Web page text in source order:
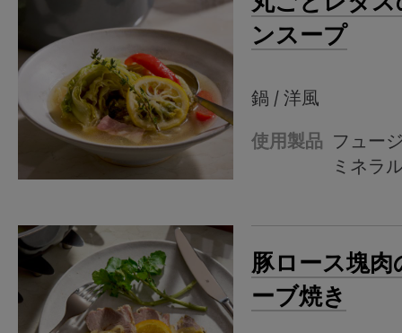
丸ごとレタ
ンスープ
鍋 / 洋風
使用製品
フュー
ミネラ
豚ロース塊肉
ーブ焼き